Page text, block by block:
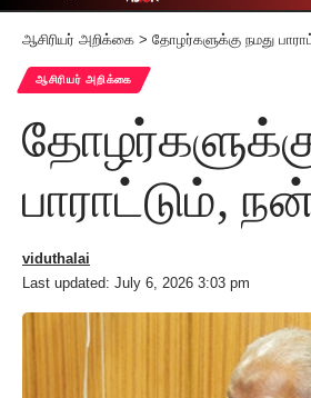
ஆசிரியர் அறிக்கை > தோழர்களுக்கு நமது
ஆசிரியர் அறிக்கை
பாராட்டும்,
Last updated: July 6, 2026 3:03 pm
viduthalai